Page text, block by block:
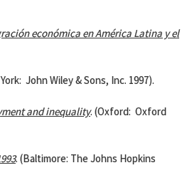
económica en América Latina y el
John Wiley & Sons, Inc. 1997).
and inequality. (Oxford: Oxford
. (Baltimore: The Johns Hopkins